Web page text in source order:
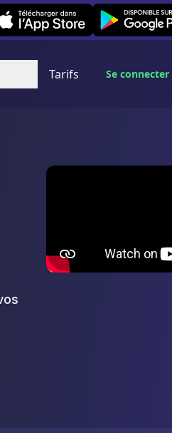
on iOS Leexi on
Tarifs Se connecter